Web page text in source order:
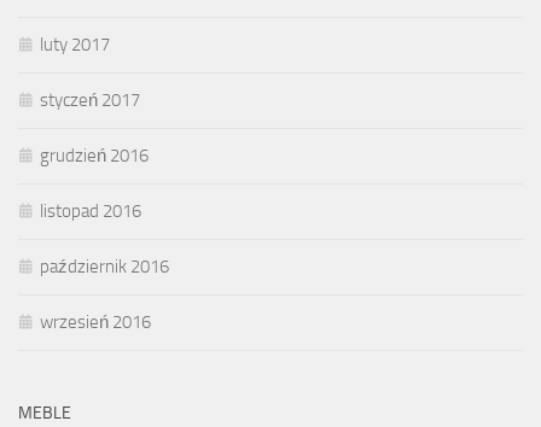
luty 2017
styczeń 2017
grudzień 2016
listopad 2016
październik 2016
wrzesień 2016
MEBLE